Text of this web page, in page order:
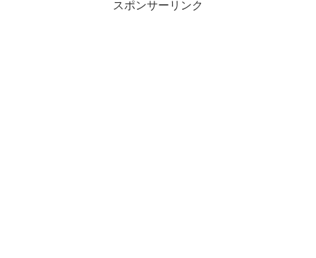
スポンサーリンク